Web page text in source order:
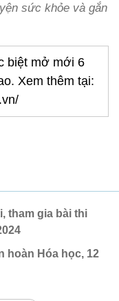
sức khỏe và gắn
biệt mở mới 6
Xem thêm tại:
tham gia bài thi
hoàn Hóa học, 12